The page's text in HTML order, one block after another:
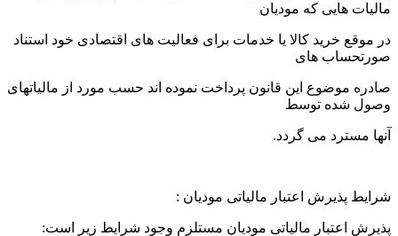
مالیات هایی که مودیان
در موقع خرید کالا یا خدمات برای فعالیت های اقتصادی خود استناد
صورتحساب های
صادره موضوع این قانون پرداخت نموده اند حسب مورد از مالیاتهای
وصول شده توسط
آنها مسترد می گردد.
شرایط پذیرش اعتبار مالیاتی مودیان :
پذیرش اعتبار مالیاتی مودیان مستلزم وجود شرایط زیر است: